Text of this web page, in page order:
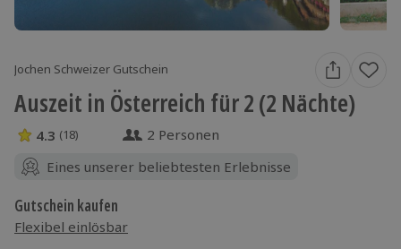
Jochen Schweizer Gutschein
Auszeit in Österreich für 2 (2 Nächte)
4.3 Sterne von 5 aus 18 Bewertungen
4.3 (18)
2 Personen
Eines unserer beliebtesten Erlebnisse
Gutschein kaufen
Flexibel einlösbar